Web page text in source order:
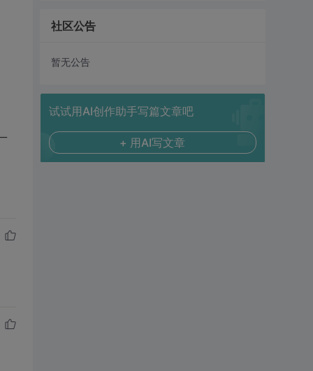
社区公告
暂无公告
试试用AI创作助手写篇文章吧
+ 用AI写文章